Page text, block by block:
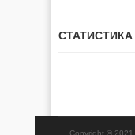
СТАТИСТИКА